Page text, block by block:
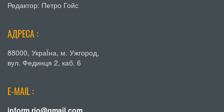
Редактор: Петро Гойс
АДРЕСА :
88000, УкраЇна, м. Ужгород,
вул. Фединця 2, каб. 6
E-MAIL :